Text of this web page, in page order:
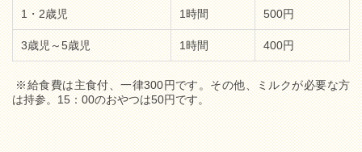
1・2歳児 1時間 500円
3歳児～5歳児 1時間 400円
※給食費は主食付、一律300円です。その他、ミルクが必要な方
は持参。15：00のおやつは50円です。